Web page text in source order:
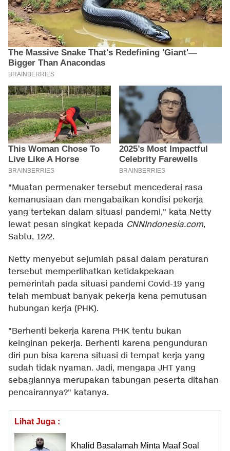
"Muatan permenaker tersebut mencederai rasa
kemanusiaan dan mengabaikan kondisi pekerja
yang tertekan dalam situasi pandemi," kata Netty
lewat pesan singkat kepada CNNIndonesia.com,
Sabtu, 12/2.
Netty menyebut sejumlah pasal dalam peraturan
tersebut memperlihatkan ketidakpekaan
pemerintah pada situasi pandemi Covid-19 yang
telah membuat banyak pekerja kena pemutusan
hubungan kerja (PHK).
"Berhenti bekerja karena PHK tentu bukan
keinginan pekerja. Berhenti karena pengunduran
diri pun bisa karena situasi di tempat kerja yang
sudah tidak nyaman. Jadi, mengapa JHT yang
sebagiannya merupakan tabungan peserta ditahan
pencairannya?" katanya.
Lihat Juga :
Khalid Basalamah Minta Maaf Soal